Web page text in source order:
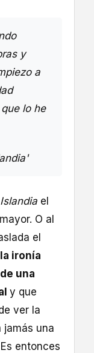
y
a
lo he
Islandia el
O al
el
ironía
una
y que
ver la
jamás una
entonces